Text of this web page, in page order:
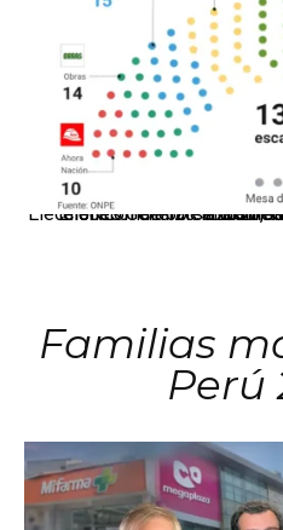
El JNE oficializó la distribución de escaños para la elección de 60 senadores y 130 diputados en
Familias
Perú